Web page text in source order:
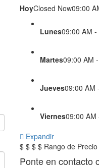
HoyClosed Now09:00
Lunes09:00 AM -
Martes09:00 AM
Jueves09:00 AM
Viernes09:00 AM
Expandir
$ $ $ $ Rango de Precio
Ponte en contacto